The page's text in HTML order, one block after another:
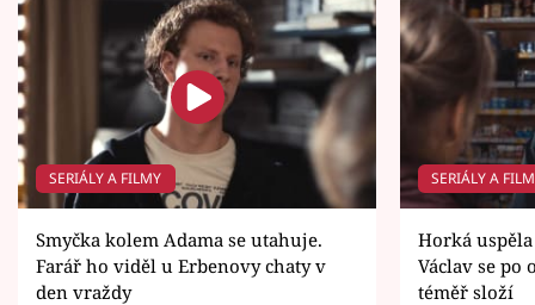
SERIÁLY A FILMY
Smyčka kolem Adama se utahuje.
Farář ho viděl u Erbenovy chaty v
den vraždy
SERIÁLY A
Horká
Václav se po
téměř složí